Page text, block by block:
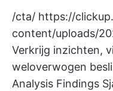
/cta/ https://
content/uploads/
Verkrijg inzichten,
weloverwogen
Analysis Findings